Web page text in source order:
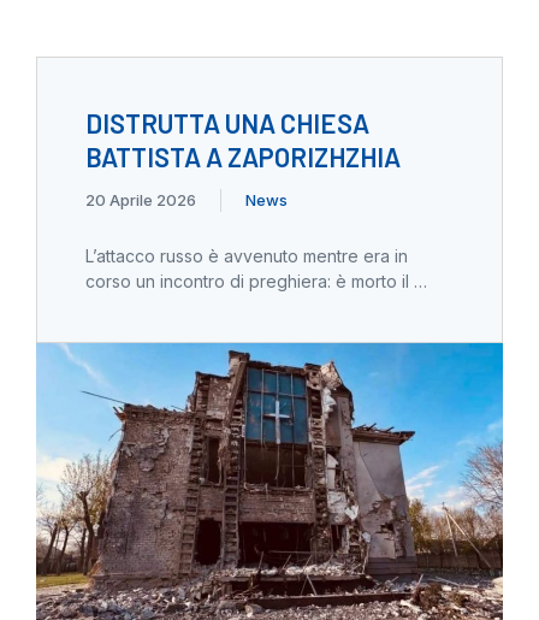
DISTRUTTA UNA CHIESA
BATTISTA A ZAPORIZHZHIA
20 Aprile 2026 News
L’attacco russo è avvenuto mentre era in
corso un incontro di preghiera: è morto il …